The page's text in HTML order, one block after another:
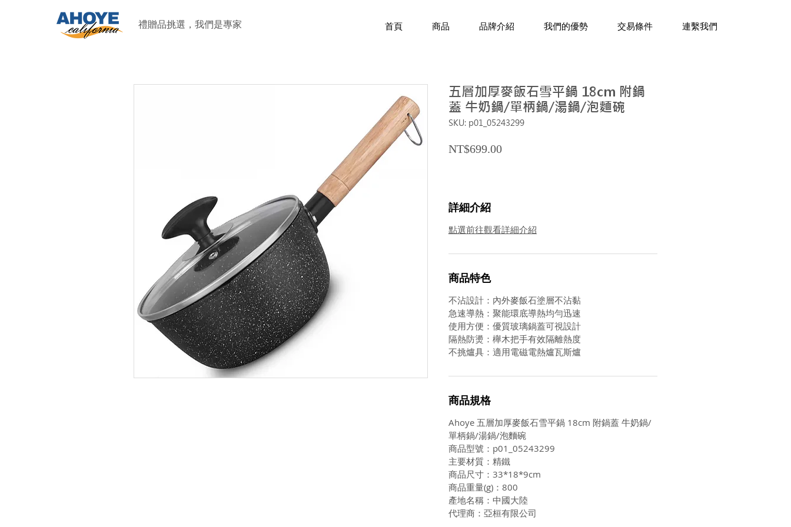
禮贈品挑選，我們是專家 首頁 商品 品牌介紹 我們的優勢 交易條件 連繫我們
五層加厚麥飯石雪平鍋 18cm 附鍋
蓋 牛奶鍋/單柄鍋/湯鍋/泡麵碗
SKU: p01_05243299
NT$699.00Price
詳細介紹
點選前往觀看詳細介紹
商品特色
不沾設計：內外麥飯石塗層不沾黏
急速導熱：聚能環底導熱均勻迅速
使用方便：優質玻璃鍋蓋可視設計
隔熱防燙：櫸木把手有效隔離熱度
不挑爐具：適用電磁電熱爐瓦斯爐
商品規格
Ahoye 五層加厚麥飯石雪平鍋 18cm 附鍋蓋 牛奶鍋/
單柄鍋/湯鍋/泡麵碗
商品型號：p01_05243299
主要材質：精鐵
商品尺寸：33*18*9cm
商品重量(g)：800
產地名稱：中國大陸
代理商：亞桓有限公司